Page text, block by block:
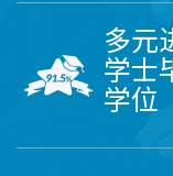
多元
学士
学位